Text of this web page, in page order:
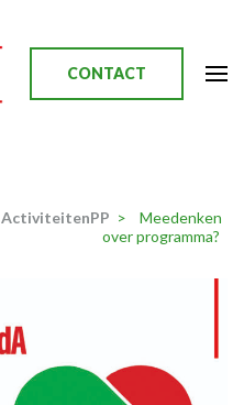
CONTACT
ActiviteitenPP >
Meedenken
over programma?